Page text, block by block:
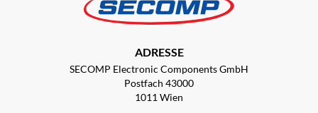
ADRESSE
SECOMP Electronic Components GmbH
Postfach 43000
1011 Wien